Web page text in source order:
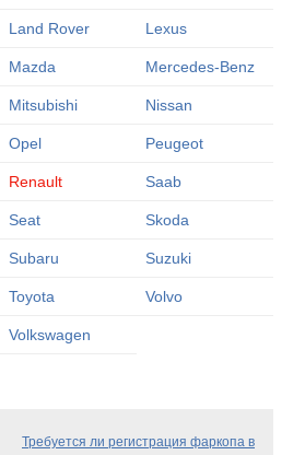
Land Rover Lexus
Mazda Mercedes-Benz
Mitsubishi Nissan
Opel Peugeot
Renault Saab
Seat Skoda
Subaru Suzuki
Toyota Volvo
Volkswagen
Требуется ли регистрация фаркопа в